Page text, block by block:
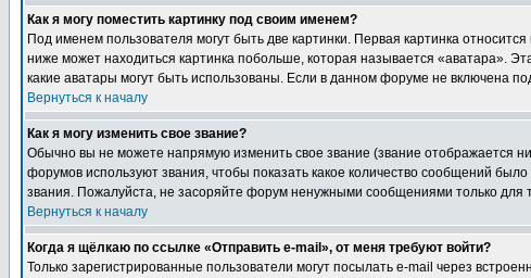
Как я могу поместить картинку под своим именем?
Под именем пользователя могут быть две картинки. Первая картинка
ниже может находиться картинка побольше, которая называется «аватара».
какие аватары могут быть использованы. Если в данном форуме не включена
Вернуться к началу
Как я могу изменить свое звание?
Обычно вы не можете напрямую изменить свое звание (звание отображается
форумов используют звания, чтобы показать какое количество сообщений
звания. Пожалуйста, не засоряйте форум ненужными сообщениями только для
Вернуться к началу
Когда я щёлкаю по ссылке «Отправить e-mail», от меня требуют войти?
Только зарегистрированные пользователи могут посылать e-mail через